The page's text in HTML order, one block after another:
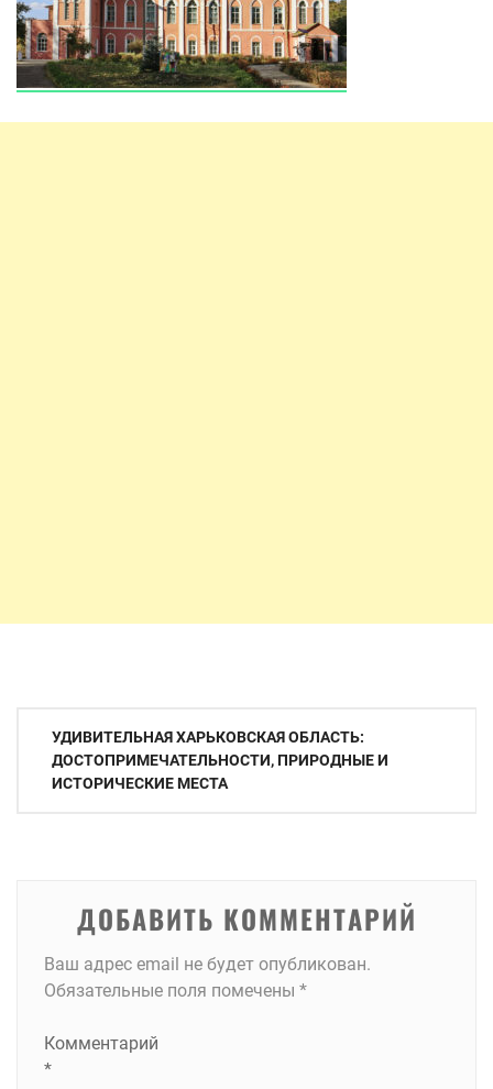
Навигация
УДИВИТЕЛЬНАЯ ХАРЬКОВСКАЯ ОБЛАСТЬ:
ДОСТОПРИМЕЧАТЕЛЬНОСТИ, ПРИРОДНЫЕ И
ИСТОРИЧЕСКИЕ МЕСТА
ДОБАВИТЬ КОММЕНТАРИЙ
Ваш адрес email не будет опубликован.
Обязательные поля помечены *
Комментарий
*